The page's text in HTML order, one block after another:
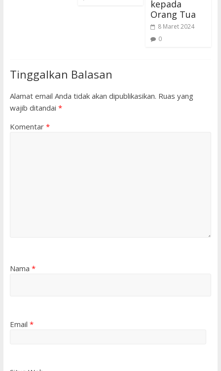
kepada
Orang Tua
8 Maret 2024
0
Tinggalkan Balasan
Alamat email Anda tidak akan dipublikasikan. Ruas yang
wajib ditandai *
Komentar *
Nama *
Email *